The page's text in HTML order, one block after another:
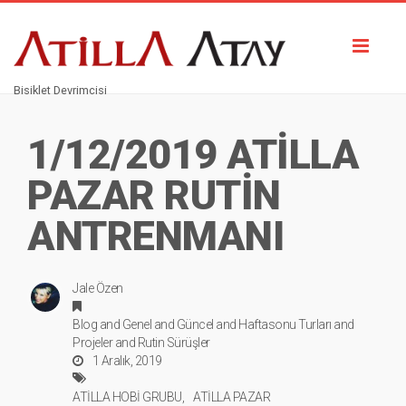
Bisiklet Devrimcisi
1/12/2019 ATİLLA
PAZAR RUTİN
ANTRENMANI
Jale Özen
Blog and Genel and Güncel and Haftasonu Turları and
Projelerand Rutin Sürüşler
1 Aralık, 2019
ATİLLA HOBİ GRUBU
ATİLLA PAZAR